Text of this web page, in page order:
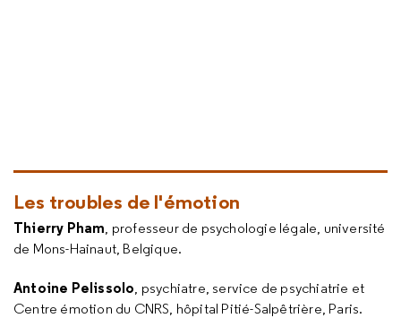
Les troubles de l'émotion
Thierry Pham, professeur de psychologie légale, université
de Mons-Hainaut, Belgique.
Antoine Pelissolo, psychiatre, service de psychiatrie et
Centre émotion du CNRS, hôpital Pitié-Salpêtrière, Paris.